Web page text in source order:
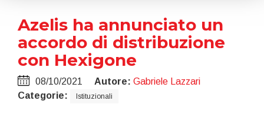
Azelis ha annunciato un
accordo di distribuzione
con Hexigone
08/10/2021 Autore: Gabriele Lazzari
Categorie:
Istituzionali